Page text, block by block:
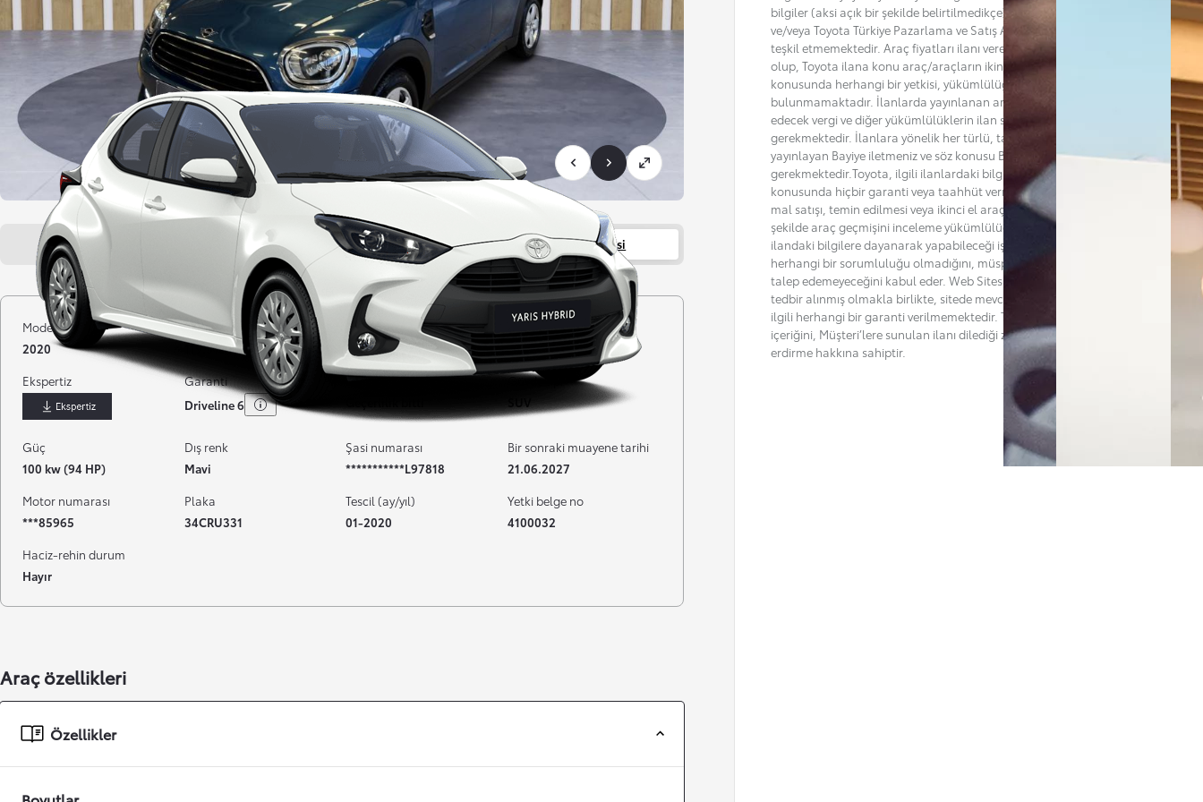
bilgiler (aksi açık bir şekilde belirtilmedikçe) bir satış teklifi değildir ve Bayi
ve/veya Toyota Türkiye Pazarlama ve Satış A.Ş.’nin ("Toyota”) adına bir taahhüt
teşkil etmemektedir. Araç fiyatları ilanı veren Bayi tarafından belirlenmekte
olup, Toyota ilana konu araç/araçların ikinci el satış fiyatlarını belirleme
konusunda herhangi bir yetkisi, yükümlülüğü ve sorumluluğu
bulunmamaktadır. İlanlarda yayınlanan araçların satışlarına esas teşkil
edecek vergi ve diğer yükümlülüklerin ilan sahibi Bayiden öğrenilmesi
gerekmektedir. İlanlara yönelik her türlü, talep, soru veya şikayetlerinizi ilanı
yayınlayan Bayiye iletmeniz ve söz konusu Bayiden destek almanız
gerekmektedir.Toyota, ilgili ilanlardaki bilgilerin doğruluğu ya da güncelliği
konusunda hiçbir garanti veya taahhüt vermemektedir. Toyota’nın ilana konu
mal satışı, temin edilmesi veya ikinci el araçla ilgili bakım, kaza veya başka bir
şekilde araç geçmişini inceleme yükümlülüğü de bulunmamaktadır. Müşteri,
ilandaki bilgilere dayanarak yapabileceği işlemler bakımından Toyota'nın
herhangi bir sorumluluğu olmadığını, müspet veya menfi herhangi bir zarar
talep edemeyeceğini kabul eder. Web Sitesi'nin hatasız olması için her türlü
tedbir alınmış olmakla birlikte, sitede mevcut ya da oluşabilecek hatalar ile
ilgili herhangi bir garanti verilmemektedir. Toyota dilediği zaman sitenin
içeriğini, Müşteri’lere sunulan ilanı dilediği zaman değiştirme ya da sona
erdirme hakkına sahiptir.
Genel bakış Araç özellikleri Servisler Bayi bilgisi
Model yılı
2020
Kilometre
119.510 km
Yakıt
Benzin
Şanzıman
Otomatik
Ekspertiz
İndir
Garanti
Driveline 6
Distribütör garantisi
Gövde tipi
SUV
Güç
100 kw (94 HP)
Dış renk
Mavi
Şasi numarası
***********L97818
Bir sonraki muayene tarihi
21.06.2027
Motor numarası
***85965
Plaka
34CRU331
Tescil (ay/yıl)
01-2020
Yetki belge no
4100032
Haciz-rehin durum
Hayır
Araç özellikleri
Özellikler